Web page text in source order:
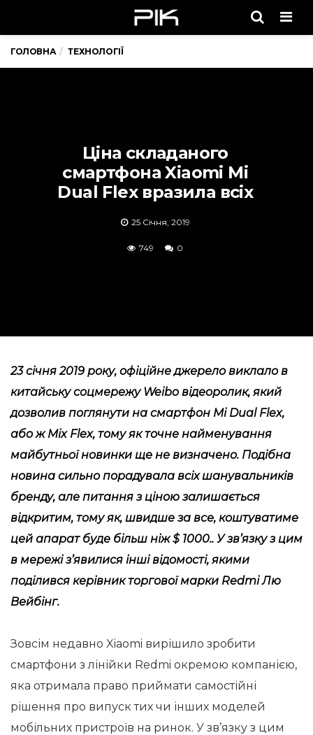
ГОЛОВНА ТЕХНОЛОГІЇ
Ціна складаного
смартфона Xiaomi Mi
Dual Flex вразила всіх
25 Січня, 2019
749 0
23 січня 2019 року, офіційне джерело виклало в
китайську соцмережу Weibo відеоролик, який
дозволив поглянути на смартфон Mi Dual Flex,
або ж Mix Flex, тому як точне найменування
майбутньої новинки ще не визначено. Подібна
новина сильно порадувала всіх шанувальників
бренду, але питання з ціною залишається
відкритим, тому як, швидше за все, коштуватиме
цей апарат буде більш ніж $ 1000.. У зв’язку з цим
в мережі з’явилися інші відомості, якими
поділився керівник торгової марки Redmi Лю
Вейбінг.
Зовсім недавно Xiaomi вирішило зробити
смартфони з лінійки Redmi окремою компанією,
яка отримала право приймати самостійні
рішення про випуск тих чи інших моделей
мобільних пристроїв на ринок. У зв’язку з цим